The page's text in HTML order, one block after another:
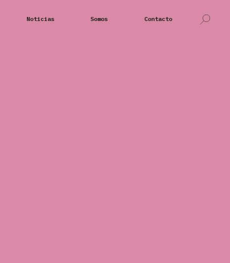
Noticias Somos Contacto